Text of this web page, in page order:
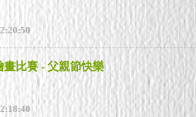
畫比賽 - 父親節快樂